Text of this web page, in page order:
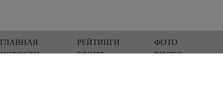
ГЛАВНАЯ
НОВОСТИ
РЕЙТИНГИ
БЛОГИ
ФОТО
ВИДЕО